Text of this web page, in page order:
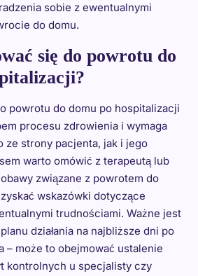
sobie z ewentualnymi
do domu.
się do powrotu do
powrotu do domu po hospitalizacji
procesu zdrowienia i wymaga
ze strony pacjenta, jak i jego
warto omówić z terapeutą lub
związane z powrotem do
wskazówki dotyczące
trudnościami. Ważne jest
działania na najbliższe dni po
– może to obejmować ustalenie
kontrolnych u specjalisty czy